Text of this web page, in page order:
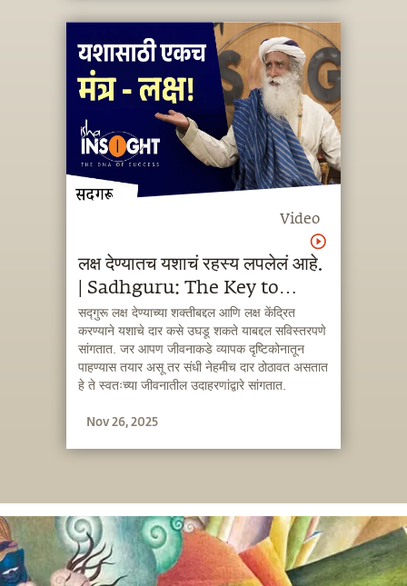
Video
लक्ष देण्यातच यशाचं रहस्य लपलेलं आहे.
| Sadhguru: The Key to
Success Pay Attention!
सद्गुरू लक्ष देण्याच्या शक्तीबद्दल आणि लक्ष केंद्रित
करण्याने यशाचे दार कसे उघडू शकते याबद्दल सविस्तरपणे
सांगतात. जर आपण जीवनाकडे व्यापक दृष्टिकोनातून
पाहण्यास तयार असू तर संधी नेहमीच दार ठोठावत असतात
हे ते स्वतःच्या जीवनातील उदाहरणांद्वारे सांगतात.
व्यवसाय नेतृत्व प्रशिक्षण कार्यक्रम. आपल्या व्यवसायाच्या
योग केंद्र, कोयंबतूर
Nov 26, 2025